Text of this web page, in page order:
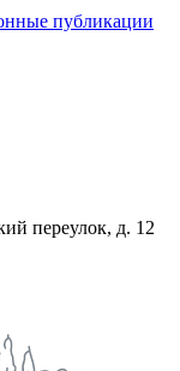
публикации
переулок, д. 12